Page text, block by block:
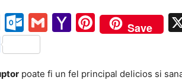
EmailOutlook.com
GmailYahoo
Mail
Pinterest
Save
Partajează
poate fi un fel principal delicios si